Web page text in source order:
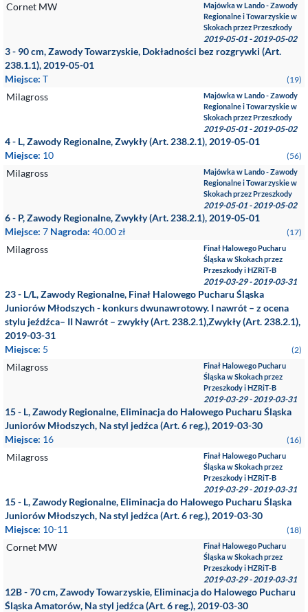
Cornet MW
Majówka w Lando - Zawody
Regionalne i Towarzyskie w
Skokach przez Przeszkody
2019-05-01 - 2019-05-02
3 - 90 cm, Zawody Towarzyskie, Dokładności bez rozgrywki (Art.
238.1.1), 2019-05-01
Miejsce: T (19)
Milagross
Majówka w Lando - Zawody
Regionalne i Towarzyskie w
Skokach przez Przeszkody
2019-05-01 - 2019-05-02
4 - L, Zawody Regionalne, Zwykły (Art. 238.2.1), 2019-05-01
Miejsce: 10 (56)
Milagross
Majówka w Lando - Zawody
Regionalne i Towarzyskie w
Skokach przez Przeszkody
2019-05-01 - 2019-05-02
6 - P, Zawody Regionalne, Zwykły (Art. 238.2.1), 2019-05-01
Miejsce: 7 (17)
Nagroda: 40.00 zł
Milagross
Finał Halowego Pucharu
Śląska w Skokach przez
Przeszkody i HZRiT-B
2019-03-29 - 2019-03-31
23 - L/L, Zawody Regionalne, Finał Halowego Pucharu Śląska
Juniorów Młodszych - konkurs dwunawrotowy. I nawrót – z ocena
stylu jeźdźca– II Nawrót – zwykły (Art. 238.2.1),Zwykły (Art. 238.2.1),
2019-03-31
Miejsce: 5 (2)
Milagross
Finał Halowego Pucharu
Śląska w Skokach przez
Przeszkody i HZRiT-B
2019-03-29 - 2019-03-31
15 - L, Zawody Regionalne, Eliminacja do Halowego Pucharu Śląska
Juniorów Młodszych, Na styl jedźca (Art. 6 reg.), 2019-03-30
Miejsce: 16 (16)
Milagross
Finał Halowego Pucharu
Śląska w Skokach przez
Przeszkody i HZRiT-B
2019-03-29 - 2019-03-31
15 - L, Zawody Regionalne, Eliminacja do Halowego Pucharu Śląska
Juniorów Młodszych, Na styl jedźca (Art. 6 reg.), 2019-03-30
Miejsce: 10-11 (18)
Cornet MW
Finał Halowego Pucharu
Śląska w Skokach przez
Przeszkody i HZRiT-B
2019-03-29 - 2019-03-31
12B - 70 cm, Zawody Towarzyskie, Eliminacja do Halowego Pucharu
Śląska Amatorów, Na styl jedźca (Art. 6 reg.), 2019-03-30